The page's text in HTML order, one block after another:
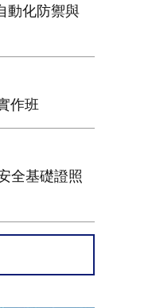
動化防禦與
作班
全基礎證照